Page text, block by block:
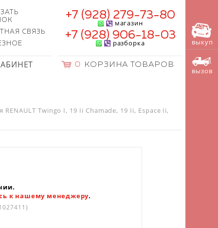
СВЯЗЬ
+7 (928) 279-73-80
магазин
+7 (928) 906-18-03
разборка
0 КОРЗИНА ТОВАРОВ
Twingo I, 19 Ii Chamade, 19 Ii, Espace Ii,
к нашему менеджеру.
выкуп
вызов